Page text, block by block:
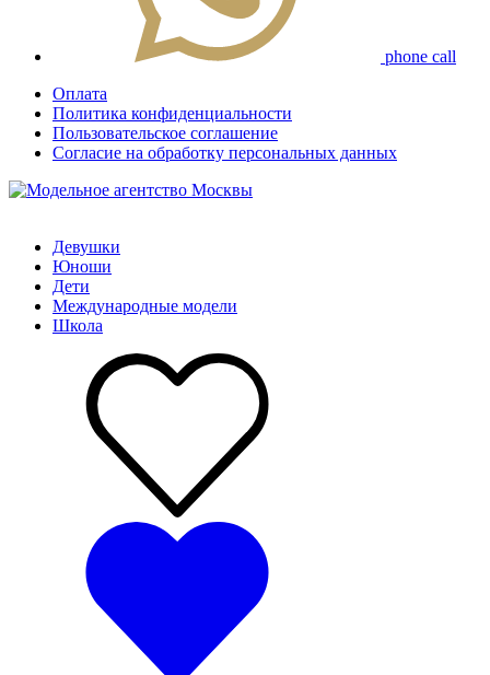
phone call
Оплата
Политика конфиденциальности
Пользовательское соглашение
Согласие на обработку персональных данных
Девушки
Юноши
Дети
Международные модели
Школа